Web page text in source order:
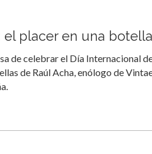
el placer en una botella
de celebrar el Día Internacional
de Raúl Acha, enólogo de